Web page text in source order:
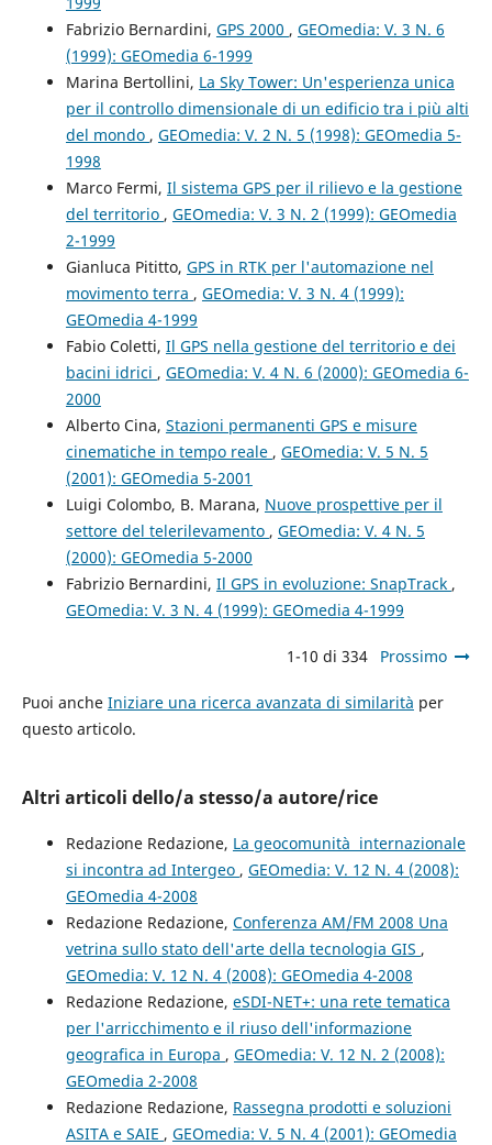
Fabrizio Bernardini, GPS 2000 , GEOmedia: V. 3 N. 6
(1999): GEOmedia 6-1999
Marina Bertollini, La Sky Tower: Un'esperienza unica
per il controllo dimensionale di un edificio tra i più alti
del mondo , GEOmedia: V. 2 N. 5 (1998): GEOmedia 5-
1998
Marco Fermi, Il sistema GPS per il rilievo e la gestione
del territorio , GEOmedia: V. 3 N. 2 (1999): GEOmedia
2-1999
Gianluca Pititto, GPS in RTK per l'automazione nel
movimento terra , GEOmedia: V. 3 N. 4 (1999):
GEOmedia 4-1999
Fabio Coletti, Il GPS nella gestione del territorio e dei
bacini idrici , GEOmedia: V. 4 N. 6 (2000): GEOmedia 6-
2000
Alberto Cina, Stazioni permanenti GPS e misure
cinematiche in tempo reale , GEOmedia: V. 5 N. 5
(2001): GEOmedia 5-2001
Luigi Colombo, B. Marana, Nuove prospettive per il
settore del telerilevamento , GEOmedia: V. 4 N. 5
(2000): GEOmedia 5-2000
Fabrizio Bernardini, Il GPS in evoluzione: SnapTrack ,
GEOmedia: V. 3 N. 4 (1999): GEOmedia 4-1999
1-10 di 334 Prossimo
Puoi anche Iniziare una ricerca avanzata di similarità per
questo articolo.
Altri articoli dello/a stesso/a autore/rice
Redazione Redazione, La geocomunità internazionale
si incontra ad Intergeo , GEOmedia: V. 12 N. 4 (2008):
GEOmedia 4-2008
Redazione Redazione, Conferenza AM/FM 2008 Una
vetrina sullo stato dell'arte della tecnologia GIS ,
GEOmedia: V. 12 N. 4 (2008): GEOmedia 4-2008
Redazione Redazione, eSDI-NET+: una rete tematica
per l'arricchimento e il riuso dell'informazione
geografica in Europa , GEOmedia: V. 12 N. 2 (2008):
GEOmedia 2-2008
Redazione Redazione, Rassegna prodotti e soluzioni
ASITA e SAIE , GEOmedia: V. 5 N. 4 (2001): GEOmedia